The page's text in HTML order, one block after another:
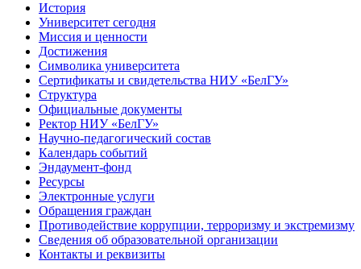
История
Университет сегодня
Миссия и ценности
Достижения
Символика университета
Сертификаты и свидетельства НИУ «БелГУ»
Структура
Официальные документы
Ректор НИУ «БелГУ»
Научно-педагогический состав
Календарь событий
Эндаумент-фонд
Ресурсы
Электронные услуги
Обращения граждан
Противодействие коррупции, терроризму и экстремизму
Сведения об образовательной организации
Контакты и реквизиты